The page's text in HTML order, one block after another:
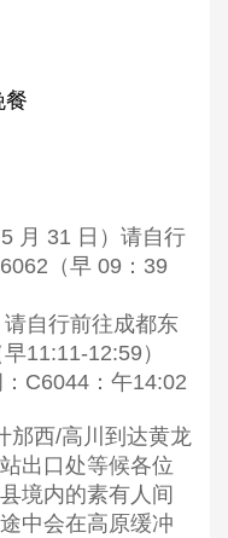
餐
月 31 日）请自行
（早 09：39
请自行前往成都东
11:11-12:59）
C6044：午14:02
邡西/高川到达黄龙
出口处等候各位
境内的素有人间
中会在高原缓冲